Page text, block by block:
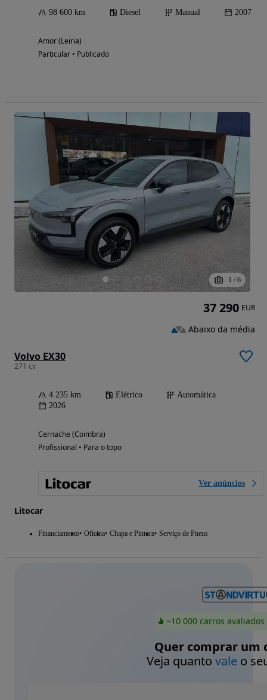
98 600 km Diesel Manual 2007
Amor (Leiria)
Particular • Publicado
1 / 6
Volvo EX30
271 cv
4 235 km Elétrico
Automática
2026
Cernache (Coimbra)
Profissional • Para o topo
Ver anúncios
Litocar
Financiamento Oficina Chapa e Pintura Serviço de Pneus
37 290 EUR
Abaixo da média
~10 000 carros
Quer comprar um
Veja quanto valeo